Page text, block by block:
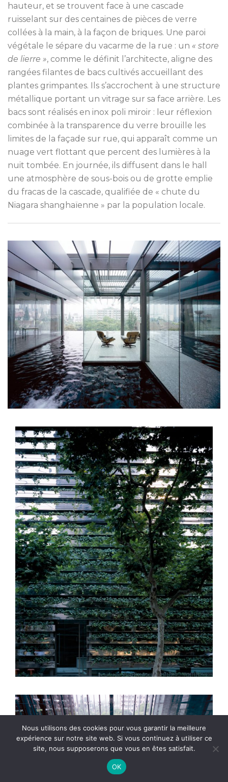
hauteur, et se trouvent face à une cascade
ruisselant sur des centaines de pièces de verre
collées à la main, à la façon de briques. Une paroi
végétale le sépare du vacarme de la rue : un « store
de lierre », comme le définit l’architecte, aligne des
rangées filantes de bacs cultivés accueillant des
plantes grimpantes. Ils s’accrochent à une structure
métallique portant un vitrage sur sa face arrière. Les
bacs sont réalisés en inox poli miroir : leur réflexion
combinée à la transparence du verre brouille les
limites de la façade sur rue, qui apparaît comme un
nuage vert flottant que percent des lumières à la
nuit tombée. En journée, ils diffusent dans le hall
une atmosphère de sous-bois ou de grotte emplie
du fracas de la cascade, qualifiée de « chute du
Niagara shanghaïenne » par la population locale.
Nous utilisons des cookies pour vous garantir la meilleure
expérience sur notre site web. Si vous continuez à utiliser ce
site, nous supposerons que vous en êtes satisfait.
OK